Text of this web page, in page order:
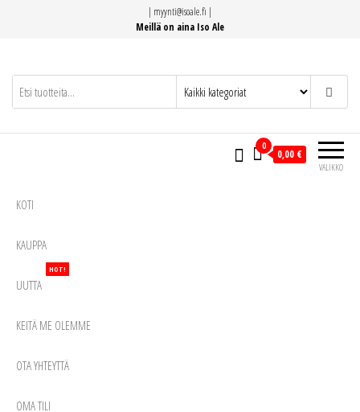
| myynti@isoale.fi |
Meillä on aina Iso Ale
VALIKKO
0
0,00 €
KOTI
KAUPPA
UUTTA
HOT!
KEITÄ ME OLEMME
OTA YHTEYTTÄ
OMA TILI